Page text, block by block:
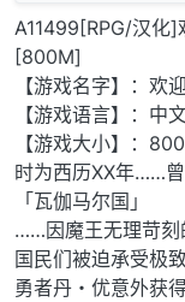
A11499[RPG/汉化]
[800M]
【游戏名字】：欢
【游戏语言】：中
【游戏大小】：
时为西历XX年……
「瓦伽马尔国」
……因魔王无理苛刻
国民们被迫承受极
勇者丹・优意外获